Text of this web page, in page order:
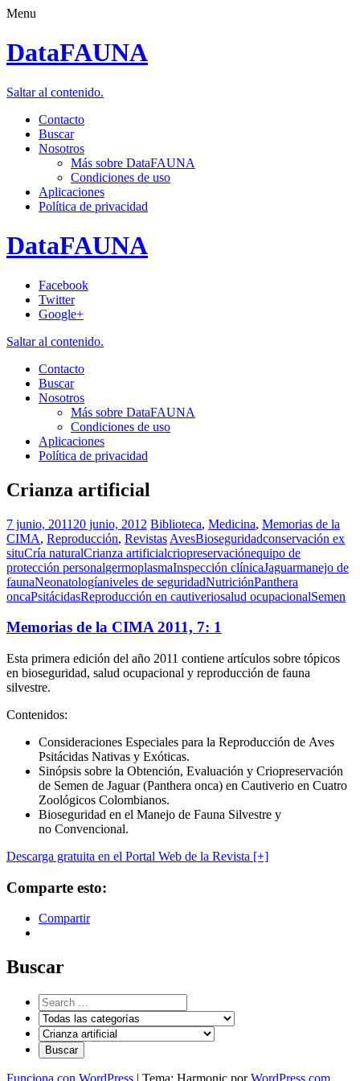
Menu
DataFAUNA
Saltar al contenido.
Contacto
Buscar
Nosotros
Más sobre DataFAUNA
Condiciones de uso
Aplicaciones
Política de privacidad
DataFAUNA
Facebook
Twitter
Google+
Saltar al contenido.
Contacto
Buscar
Nosotros
Más sobre DataFAUNA
Condiciones de uso
Aplicaciones
Política de privacidad
Crianza artificial
7 junio, 2011 20 junio, 2012 Biblioteca, Medicina, Memorias de la
CIMA, Reproducción, Revistas AvesBioseguridadconservación ex
situCría naturalCrianza artificialcriopreservaciónequipo de
protección personalgermoplasmaInspección clínicaJaguarmanejo de
faunaNeonatologíaniveles de seguridadNutriciónPanthera
oncaPsitácidasReproducción en cautiveriosalud ocupacionalSemen
Memorias de la CIMA 2011, 7: 1
Esta primera edición del año 2011 contiene artículos sobre tópicos
en bioseguridad, salud ocupacional y reproducción de fauna
silvestre.
Contenidos:
Consideraciones Especiales para la Reproducción de Aves
Psitácidas Nativas y Exóticas.
Sinópsis sobre la Obtención, Evaluación y Criopreservación
de Semen de Jaguar (Panthera onca) en Cautiverio en Cuatro
Zoológicos Colombianos.
Bioseguridad en el Manejo de Fauna Silvestre y
no Convencional.
Descarga gratuita en el Portal Web de la Revista [+]
Comparte esto:
Compartir
Buscar